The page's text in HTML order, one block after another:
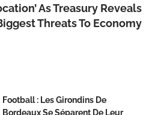
As Treasury Reveals
Threats To Economy
Football : Les Girondins De
Bordeaux Se Séparent De Leur